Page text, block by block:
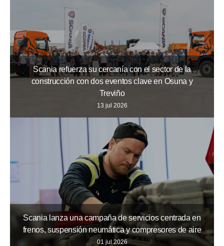
Scania refuerza su cercanía con el sector de la
construcción con dos eventos clave en Osuna y
Treviño
13 jul 2026
Scania lanza una campaña de servicios centrada en
frenos, suspensión neumática y compresores de aire
01 jul 2026